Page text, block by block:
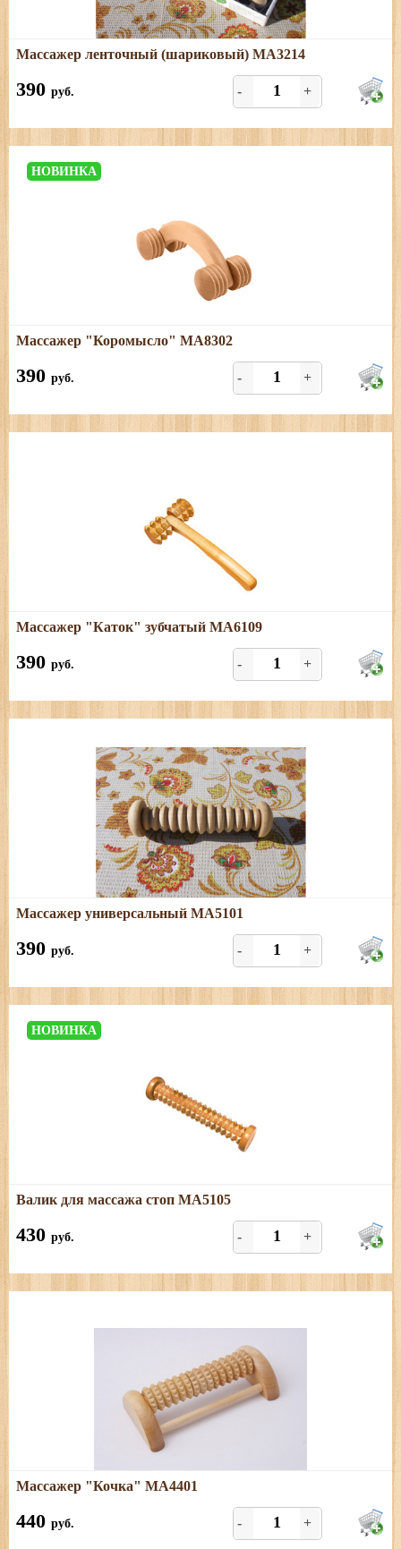
Подробнее
Массажер изготовлен из древесины березы.
Массажер ленточный (шариковый) МА3214
390 руб. - +
НОВИНКА
Подробнее
Размеры: длина - 16,5 см; ширина - 8,5 см
Массажер "Коромысло" МА8302
390 руб. - +
Подробнее
Размеры: длина - 19 см; ширина - 8,5 см
Массажер "Каток" зубчатый МА6109
390 руб. - +
Подробнее
Размеры: длина -15,5 см.
Массажер универсальный МА5101
390 руб. - +
НОВИНКА
Подробнее
Размеры: диаметр - 5,5 см, длина - 24 см
Валик для массажа стоп МА5105
430 руб. - +
Подробнее
Размеры: длина - 15 см; ширина - 8 см; высота - 4 см
Массажер "Кочка" МА4401
440 руб. - +